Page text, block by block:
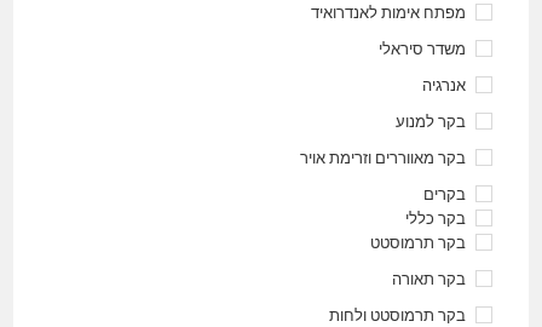
מפתח אימות לאנדרואיד
משדר סיראלי
אנרגיה
בקר למנוע
בקר מאווררים וזרימת אויר
בקרים
בקר כללי
בקר תרמוסטט
בקר תאורה
בקר תרמוסטט ולחות